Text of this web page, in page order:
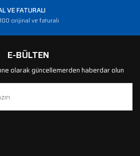
VE FATURALI
orijinal ve faturalı
E-BÜLTEN
olarak güncellemerden haberdar olun